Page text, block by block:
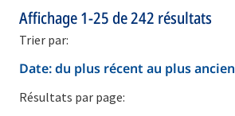
Affichage1-25de242 résultats
Trier par:
Date: du plus récent au plus ancien
Résultats par page: